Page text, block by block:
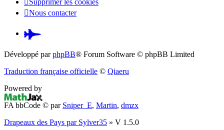
Supprimer les cookies
Nous contacter
Pardus.at
(S’ouvre
nouvel
Développé parphpBB® Forum Software © phpBB Limited
Traduction française officielle © Qiaeru
Powered by
FA bbCode © par Sniper_E, Martin, dmzx
Drapeaux des Pays par Sylver35 » V 1.5.0